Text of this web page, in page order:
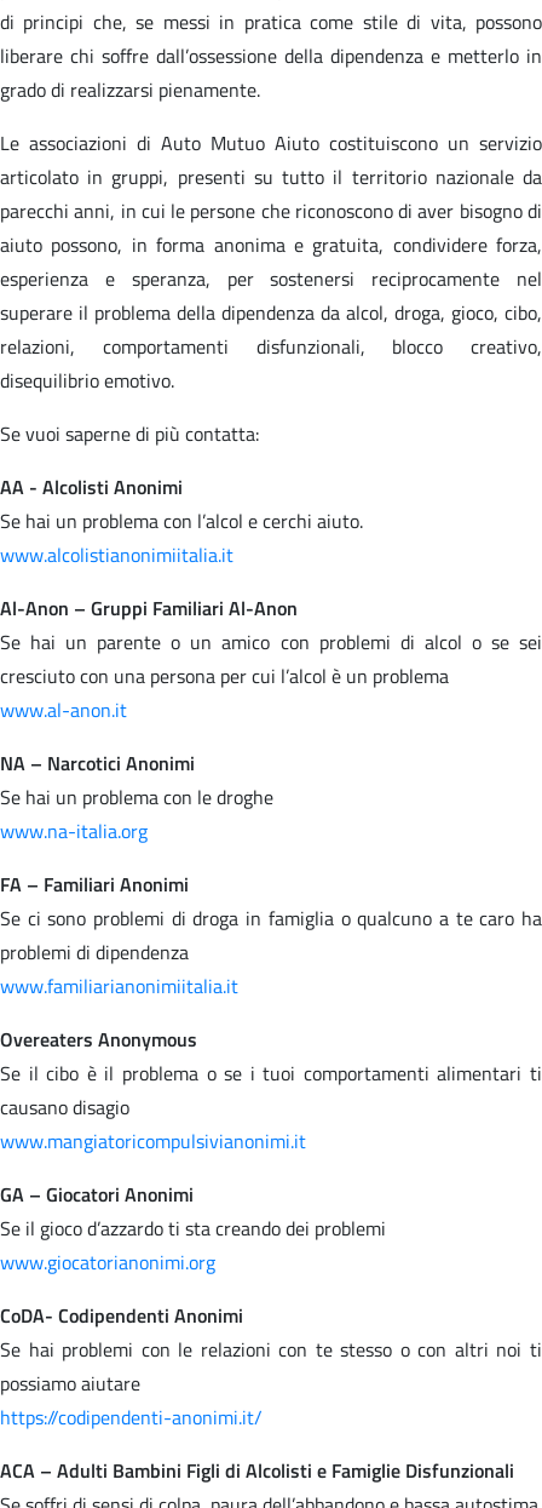
di principi che, se messi in pratica come stile di vita, possono
liberare chi soffre dall’ossessione della dipendenza e metterlo in
grado di realizzarsi pienamente.
Le associazioni di Auto Mutuo Aiuto costituiscono un servizio
articolato in gruppi, presenti su tutto il territorio nazionale da
parecchi anni, in cui le persone che riconoscono di aver bisogno di
aiuto possono, in forma anonima e gratuita, condividere forza,
esperienza e speranza, per sostenersi reciprocamente nel
superare il problema della dipendenza da alcol, droga, gioco, cibo,
relazioni, comportamenti disfunzionali, blocco creativo,
disequilibrio emotivo.
Se vuoi saperne di più contatta:
AA - Alcolisti Anonimi
Se hai un problema con l’alcol e cerchi aiuto.
www.alcolistianonimiitalia.it
Al-Anon – Gruppi Familiari Al-Anon
Se hai un parente o un amico con problemi di alcol o se sei
cresciuto con una persona per cui l’alcol è un problema
www.al-anon.it
NA – Narcotici Anonimi
Se hai un problema con le droghe
www.na-italia.org
FA – Familiari Anonimi
Se ci sono problemi di droga in famiglia o qualcuno a te caro ha
problemi di dipendenza
www.familiarianonimiitalia.it
Overeaters Anonymous
Se il cibo è il problema o se i tuoi comportamenti alimentari ti
causano disagio
www.mangiatoricompulsivianonimi.it
GA – Giocatori Anonimi
Se il gioco d’azzardo ti sta creando dei problemi
www.giocatorianonimi.org
CoDA- Codipendenti Anonimi
Se hai problemi con le relazioni con te stesso o con altri noi ti
possiamo aiutare
https://codipendenti-anonimi.it/
ACA – Adulti Bambini Figli di Alcolisti e Famiglie Disfunzionali